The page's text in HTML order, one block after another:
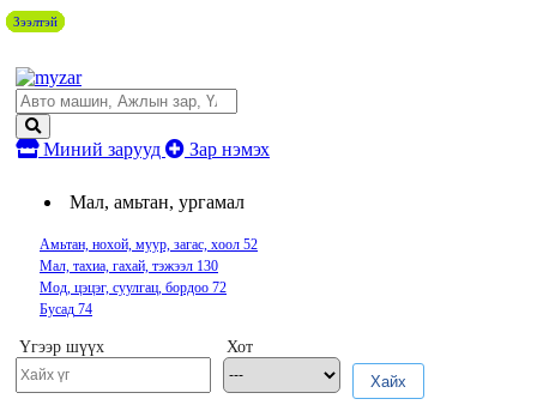
Миний зарууд Зар нэмэх
Мал, амьтан, ургамал
Амьтан, нохой, муур, загас, хоол 52
Мал, тахиа, гахай, тэжээл 130
Мод, цэцэг, суулгац, бордоо 72
Бусад 74
Үгээр шүүх
Хот
Хайх
Зээлтэй
Зээлтэй
Зээлтэй
Зээлтэй
Зээлтэй